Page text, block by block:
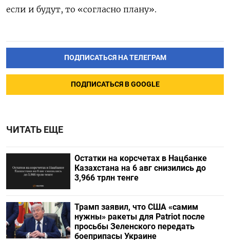
если и будут, то «согласно плану».
ПОДПИСАТЬСЯ НА ТЕЛЕГРАМ
ПОДПИСАТЬСЯ В GOOGLE
ЧИТАТЬ ЕЩЕ
Остатки на корсчетах в Нацбанке
Казахстана на 6 авг снизились до
3,966 трлн тенге
Трамп заявил, что США «самим
нужны» ракеты для Patriot после
просьбы Зеленского передать
боеприпасы Украине